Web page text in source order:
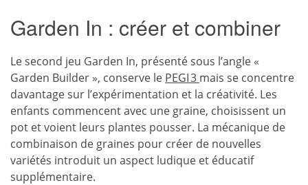
Garden In : créer et combiner
Le second jeu Garden In, présenté sous l’angle «
Garden Builder », conserve le PEGI 3 mais se concentre
davantage sur l’expérimentation et la créativité. Les
enfants commencent avec une graine, choisissent un
pot et voient leurs plantes pousser. La mécanique de
combinaison de graines pour créer de nouvelles
variétés introduit un aspect ludique et éducatif
supplémentaire.